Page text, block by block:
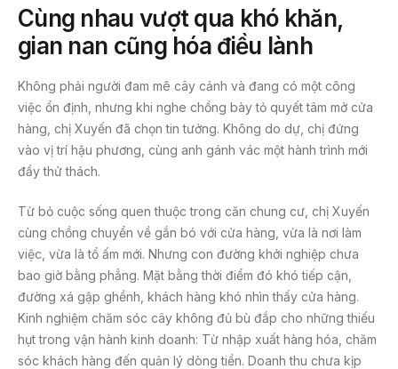
Cùng nhau vượt qua khó khăn,
gian nan cũng hóa điều lành
Không phải người đam mê cây cảnh và đang có một công
việc ổn định, nhưng khi nghe chồng bày tỏ quyết tâm mở cửa
hàng, chị Xuyến đã chọn tin tưởng. Không do dự, chị đứng
vào vị trí hậu phương, cùng anh gánh vác một hành trình mới
đầy thử thách.
Từ bỏ cuộc sống quen thuộc trong căn chung cư, chị Xuyến
cùng chồng chuyển về gắn bó với cửa hàng, vừa là nơi làm
việc, vừa là tổ ấm mới. Nhưng con đường khởi nghiệp chưa
bao giờ bằng phẳng. Mặt bằng thời điểm đó khó tiếp cận,
đường xá gập ghềnh, khách hàng khó nhìn thấy cửa hàng.
Kinh nghiệm chăm sóc cây không đủ bù đắp cho những thiếu
hụt trong vận hành kinh doanh: Từ nhập xuất hàng hóa, chăm
sóc khách hàng đến quản lý dòng tiền. Doanh thu chưa kịp